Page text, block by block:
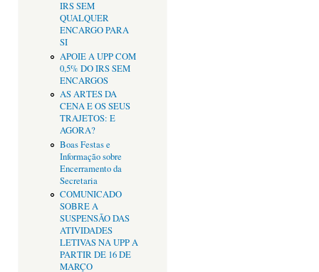
IRS SEM
QUALQUER
ENCARGO PARA
SI
APOIE A UPP COM
0,5% DO IRS SEM
ENCARGOS
AS ARTES DA
CENA E OS SEUS
TRAJETOS: E
AGORA?
Boas Festas e
Informação sobre
Encerramento da
Secretaria
COMUNICADO
SOBRE A
SUSPENSÃO DAS
ATIVIDADES
LETIVAS NA UPP A
PARTIR DE 16 DE
MARÇO